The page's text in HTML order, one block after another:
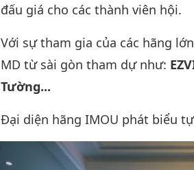
đấu giá cho các thành viên hội.
Với sự tham gia của các hãng
MD từ sài gòn tham dự như:
Tường...
Đại diện hãng IMOU phát biểu